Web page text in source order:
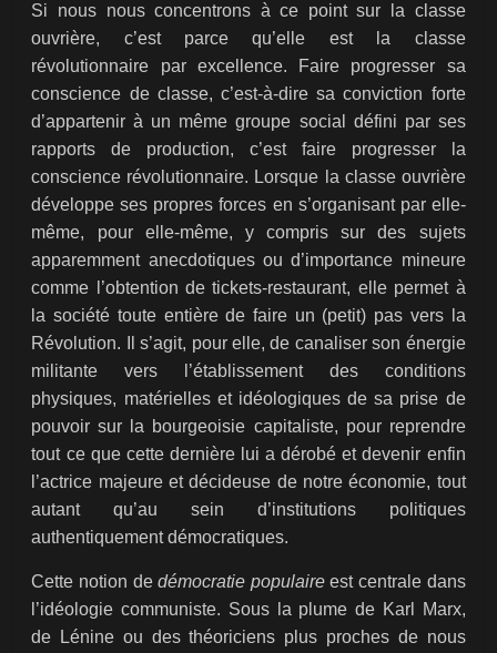
Si nous nous concentrons à ce point sur la classe
ouvrière, c’est parce qu’elle est la classe
révolutionnaire par excellence. Faire progresser sa
conscience de classe, c’est-à-dire sa conviction forte
d’appartenir à un même groupe social défini par ses
rapports de production, c’est faire progresser la
conscience révolutionnaire. Lorsque la classe ouvrière
développe ses propres forces en s’organisant par elle-
même, pour elle-même, y compris sur des sujets
apparemment anecdotiques ou d’importance mineure
comme l’obtention de tickets-restaurant, elle permet à
la société toute entière de faire un (petit) pas vers la
Révolution. Il s’agit, pour elle, de canaliser son énergie
militante vers l’établissement des conditions
physiques, matérielles et idéologiques de sa prise de
pouvoir sur la bourgeoisie capitaliste, pour reprendre
tout ce que cette dernière lui a dérobé et devenir enfin
l’actrice majeure et décideuse de notre économie, tout
autant qu’au sein d’institutions politiques
authentiquement démocratiques.
Cette notion dedémocratie populaireest centrale dans
l’idéologie communiste. Sous la plume de Karl Marx,
de Lénine ou des théoriciens plus proches de nous